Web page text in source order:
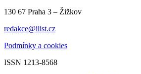
130 67 Praha 3 – Žižkov
redakce@ilist.cz
Podmínky a cookies
ISSN 1213-8568